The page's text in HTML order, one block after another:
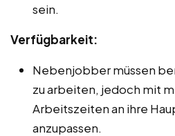
sein.
Verfügbarkeit:
Nebenjobber müssen
zu arbeiten, jedoch mit
Arbeitszeiten an ihre
anzupassen.